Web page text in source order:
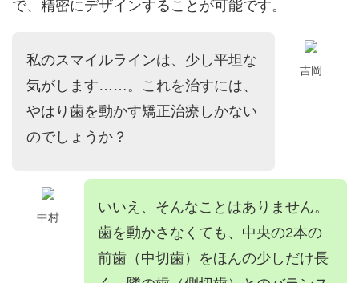
で、精密にデザインすることが可能です。
吉岡
私のスマイルラインは、少し平坦な
気がします……。これを治すには、
やはり歯を動かす矯正治療しかない
のでしょうか？
中村
いいえ、そんなことはありません。
歯を動かさなくても、中央の2本の
前歯（中切歯）をほんの少しだけ長